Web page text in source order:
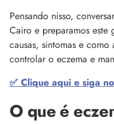
Pensando nisso,
Cairo e preparamos este
causas, sintomas e
controlar o eczema e
✅ Clique aqui e siga
O que é